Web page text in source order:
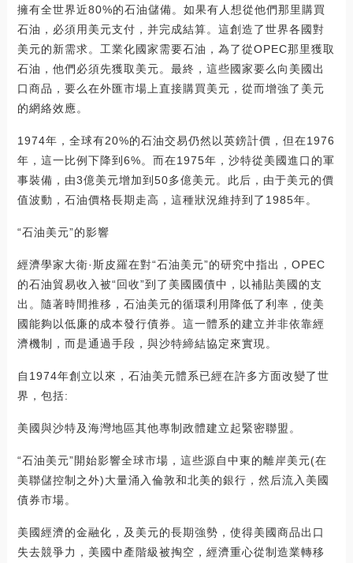
擁有全世界近80%的石油儲備。如果有人想從他們那里購買
石油，必須用美元支付，并完成結算。這創造了世界各國對
美元的新需求。工業化國家需要石油，為了從OPEC那里獲取
石油，他們必須先獲取美元。最終，這些國家要么向美國出
口商品，要么在外匯市場上直接購買美元，從而增強了美元
的網絡效應。
1974年，全球有20%的石油交易仍然以英鎊計價，但在1976
年，這一比例下降到6%。而在1975年，沙特從美國進口的軍
事裝備，由3億美元增加到50多億美元。此后，由于美元的價
值波動，石油價格長期走高，這種狀況維持到了1985年。
“石油美元”的影響
經濟學家大衛·斯皮羅在對“石油美元”的研究中指出，OPEC
的石油貿易收入被“回收”到了美國國債中，以補貼美國的支
出。隨著時間推移，石油美元的循環利用降低了利率，使美
國能夠以低廉的成本發行債券。這一體系的建立并非依靠經
濟機制，而是通過手段，與沙特締結協定來實現。
自1974年創立以來，石油美元體系已經在許多方面改變了世
界，包括:
美國與沙特及海灣地區其他專制政體建立起緊密聯盟。
“石油美元”開始影響全球市場，這些源自中東的離岸美元(在
美聯儲控制之外)大量涌入倫敦和北美的銀行，然后流入美國
債券市場。
美國經濟的金融化，及美元的長期強勢，使得美國商品出口
失去競爭力，美國中產階級被掏空，經濟重心從制造業轉移